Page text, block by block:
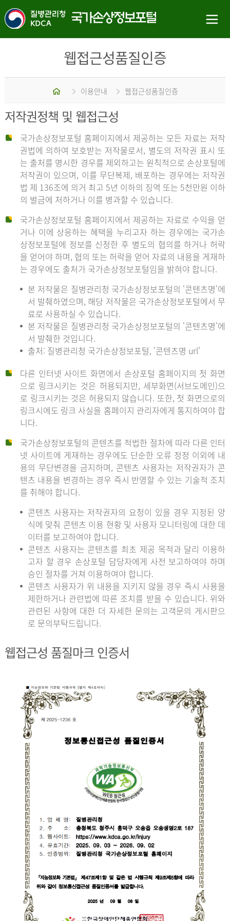
웹접근성품질인증
홈 이용안내 웹접근성품질인증
저작권정책 및 웹접근성
국가손상정보포털 홈페이지에서 제공하는 모든 자료는 저작
권법에 의하여 보호받는 저작물로서, 별도의 저작권 표시 또
는 출처를 명시한 경우를 제외하고는 원칙적으로 손상포털에
저작권이 있으며, 이를 무단복제, 배포하는 경우에는 저작권
법 제 136조에 의거 최고 5년 이하의 징역 또는 5천만원 이하
의 벌금에 처하거나 이를 병과할 수 있습니다.
국가손상정보포털 홈페이지에서 제공하는 자료로 수익을 얻
거나 이에 상응하는 혜택을 누리고자 하는 경우에는 국가손
상정보포털에 정보를 신청한 후 별도의 협의를 하거나 허락
을 얻어야 하며, 협의 또는 허락을 얻어 자료의 내용을 게재하
는 경우에도 출처가 국가손상정보포털임을 밝혀야 합니다.
본 저작물은 질병관리청 국가손상정보포털의 '콘텐츠명'에
서 발췌하였으며, 해당 저작물은 국가손상정보포털에서 무
료로 사용하실 수 있습니다.
본 저작물은 질병관리청 국가손상정보포털의 '콘텐츠명'에
서 발췌한 것입니다.
출처: 질병관리청 국가손상정보포털, '콘텐츠명 url'
다른 인터넷 사이트 화면에서 손상포털 홈페이지의 첫 화면
으로 링크시키는 것은 허용되지만, 세부화면(서브도메인)으
로 링크시키는 것은 허용되지 않습니다. 또한, 첫 화면으로의
링크시에도 링크 사실을 홈페이지 관리자에게 통지하여야 합
니다.
국가손상정보포털의 콘텐츠를 적법한 절차에 따라 다른 인터
넷 사이트에 게재하는 경우에도 단순한 오류 정정 이외에 내
용의 무단변경을 금지하며, 콘텐츠 사용자는 저작권자가 콘
텐츠 내용을 변경하는 경우 즉시 반영할 수 있는 기술적 조치
를 취해야 합니다.
콘텐츠 사용자는 저작권자의 요청이 있을 경우 지정된 양
식에 맞춰 콘텐츠 이용 현황 및 사용자 모니터링에 대한 데
이터를 보고하여야 합니다.
콘텐츠 사용자는 콘텐츠를 최초 제공 목적과 달리 이용하
고자 할 경우 손상포털 담당자에게 사전 보고하여야 하며
승인 절차를 거쳐 이용하여야 합니다.
콘텐츠 사용자가 위 내용을 지키지 않을 경우 즉시 사용을
제한하거나 관련법에 따른 조치를 받을 수 있습니다. 위와
관련된 사항에 대한 더 자세한 문의는 고객문의 게시판으
로 문의부탁드립니다.
웹접근성 품질마크 인증서